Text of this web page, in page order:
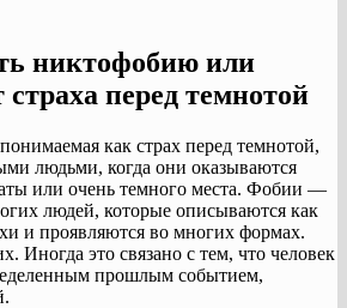
никтофобию или
страха перед темнотой
как страх перед темнотой,
людьми, когда они оказываются
или очень темного места. Фобии —
людей, которые описываются как
и проявляются во многих формах.
Иногда это связано с тем, что человек
прошлым событием,